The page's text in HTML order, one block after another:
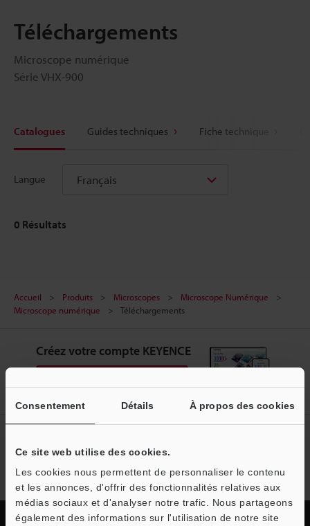
Consentement Détails À propos des cookies
Ce site web utilise des cookies.
Les cookies nous permettent de personnaliser le contenu
et les annonces, d'offrir des fonctionnalités relatives aux
médias sociaux et d'analyser notre trafic. Nous partageons
également des informations sur l'utilisation de notre site
Téléchargements
Microscope numérique
Série VHX-900
Catalogues Guides techniques Fiche technique
Langue Français
0 Résultats
Accueil Produits Microscopes
Microscope Numérique
Microscope numérique
Téléchargements
Créez votre compte KEYENCE
d'information
S'abonner